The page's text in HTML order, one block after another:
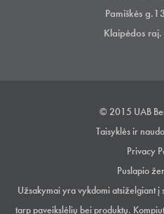
Pamiškės
Klaipėdos
© 2015 UAB
Taisyklės ir
Privacy
Puslapio
Užsakymai yra vykdomi atsiželgiant į
tarp paveikslėlių bei produktų.